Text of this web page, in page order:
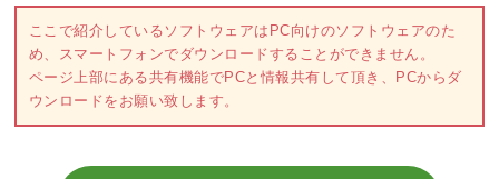
ここで紹介しているソフトウェアはPC向けのソフトウェアのた
め、スマートフォンでダウンロードすることができません。
ページ上部にある共有機能でPCと情報共有して頂き、PCからダ
ウンロードをお願い致します。